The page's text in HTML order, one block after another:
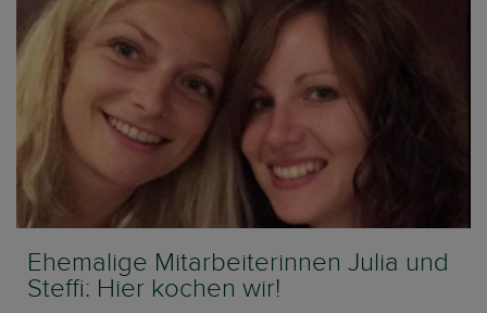
Ehemalige Mitarbeiterinnen Julia und
Steffi: Hier kochen wir!